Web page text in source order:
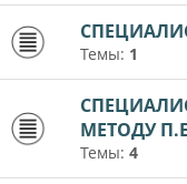
Темы: 1
МЕТОДУ
Темы: 4